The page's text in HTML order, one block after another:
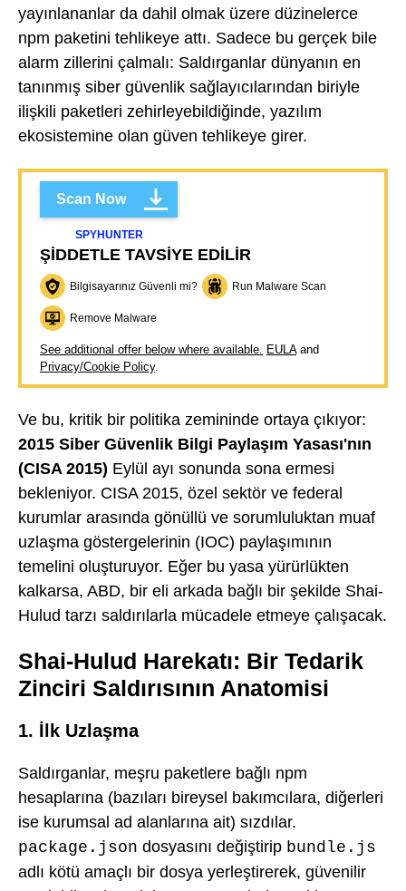
yayınlananlar da dahil olmak üzere düzinelerce
npm paketini tehlikeye attı. Sadece bu gerçek bile
alarm zillerini çalmalı: Saldırganlar dünyanın en
tanınmış siber güvenlik sağlayıcılarından biriyle
ilişkili paketleri zehirleyebildiğinde, yazılım
ekosistemine olan güven tehlikeye girer.
Scan Now
SPYHUNTER
ŞIDDETLE TAVSIYE EDILIR
Bilgisayarınız Güvenli mi? Run Malware Scan
Remove Malware
See additional offer below where available. EULAand
Privacy/Cookie Policy.
Ve bu, kritik bir politika zemininde ortaya çıkıyor:
2015 Siber Güvenlik Bilgi Paylaşım Yasası'nın
(CISA 2015) Eylül ayı sonunda sona ermesi
bekleniyor. CISA 2015, özel sektör ve federal
kurumlar arasında gönüllü ve sorumluluktan muaf
uzlaşma göstergelerinin (IOC) paylaşımının
temelini oluşturuyor. Eğer bu yasa yürürlükten
kalkarsa, ABD, bir eli arkada bağlı bir şekilde Shai-
Hulud tarzı saldırılarla mücadele etmeye çalışacak.
Shai-Hulud Harekatı: Bir Tedarik
Zinciri Saldırısının Anatomisi
1. İlk Uzlaşma
Saldırganlar, meşru paketlere bağlı npm
hesaplarına (bazıları bireysel bakımcılara, diğerleri
ise kurumsal ad alanlarına ait) sızdılar.
package.json dosyasını değiştirip bundle.js
adlı kötü amaçlı bir dosya yerleştirerek, güvenilir